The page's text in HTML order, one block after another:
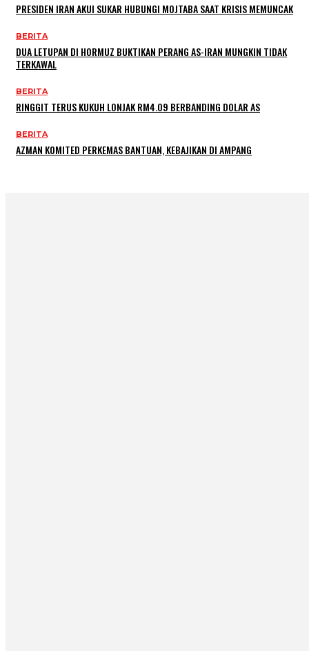
PRESIDEN IRAN AKUI SUKAR HUBUNGI MOJTABA SAAT KRISIS MEMUNCAK
BERITA
DUA LETUPAN DI HORMUZ BUKTIKAN PERANG AS-IRAN MUNGKIN TIDAK
TERKAWAL
BERITA
RINGGIT TERUS KUKUH LONJAK RM4.09 BERBANDING DOLAR AS
BERITA
AZMAN KOMITED PERKEMAS BANTUAN, KEBAJIKAN DI AMPANG